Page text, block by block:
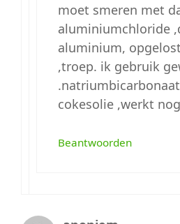
moet smeren met
aluminiumchloride
aluminium,
,troep. ik gebruik
cokesolie ,werkt
Beantwoorden